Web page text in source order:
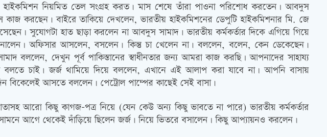
হাইকমিশন নিয়মিত তেল সংগ্রহ করত। মাস শেষে তাঁরা পাওনা পরিশোধ করতেন। আবদুস
করছেন। বাইরে তাকিয়ে দেখলেন, ভারতীয় হাইকমিশনের ডেপুটি হাইকমিশনার মি. জে
সুযোগটা হাত ছাড়া করলেন না আবদুস সামাদ। ভারতীয় কর্মকর্তার দিকে এগিয়ে গিয়ে
অফিসার আসলেন, বসলেন। কিন্তু চা খেলেন না। বললেন, বলেন, কেন ডেকেছেন।
বললেন, দেখুন পূর্ব পাকিস্তানের স্বাধীনতার জন্য আমরা কাজ করছি। আপনাদের সাহায্য
চাই। জর্জ থামিয়ে দিয়ে বললেন, এখানে এই আলাপ করা যাবে না। আপনি বাসায়
বিকেলেই আসতে বললেন। পেট্রোল পাম্পের কাছেই সেই বাসা।
আরো কিছু কাগজ-পত্র নিয়ে (যেন কেউ অন্য কিছু ভাবতে না পারে) ভারতীয় কর্মকর্তার
সামনে আগে থেকেই দাঁড়িয়ে ছিলেন জর্জ। নিয়ে ভিতরে বসালেন। কিছু আপ্যায়নও করলেন।